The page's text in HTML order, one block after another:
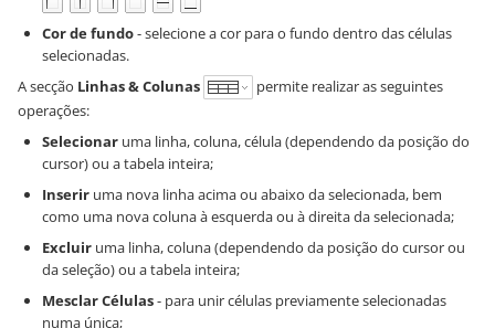
Cor de fundo- selecione a cor para o fundo dentro das células
selecionadas.
A secção Linhas & Colunas
permite realizar as seguintes
operações:
Selecionar uma linha, coluna, célula (dependendo da posição do
cursor) ou a tabela inteira;
Inserir uma nova linha acima ou abaixo da selecionada, bem
como uma nova coluna à esquerda ou à direita da selecionada;
Excluir uma linha, coluna (dependendo da posição do cursor ou
da seleção) ou a tabela inteira;
Mesclar Células- para unir células previamente selecionadas
numa única;